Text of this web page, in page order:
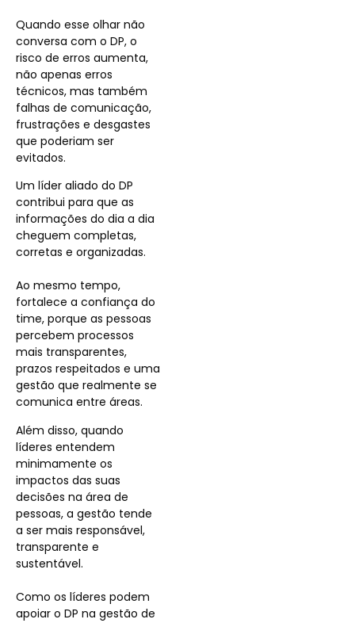
Quando esse olhar não
conversa com o DP, o
risco de erros aumenta,
não apenas erros
técnicos, mas também
falhas de comunicação,
frustrações e desgastes
que poderiam ser
evitados.
Um líder aliado do DP
contribui para que as
informações do dia a dia
cheguem completas,
corretas e organizadas.
Ao mesmo tempo,
fortalece a confiança do
time, porque as pessoas
percebem processos
mais transparentes,
prazos respeitados e uma
gestão que realmente se
comunica entre áreas.
Além disso, quando
líderes entendem
minimamente os
impactos das suas
decisões na área de
pessoas, a gestão tende
a ser mais responsável,
transparente e
sustentável.
Como os líderes podem
apoiar o DP na gestão de